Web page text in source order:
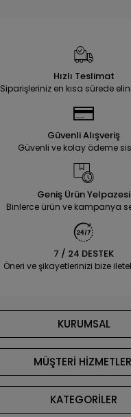
Hızlı Teslimat
Siparişleriniz en kısa sürede
Güvenli Alışveriş
Güvenli ve kolay ödeme
Geniş Ürün Yelpazesi
Binlerce ürün ve kampanya
7 / 24 DESTEK
Öneri ve şikayetlerinizi bize
KURUMSAL
MÜŞTERİ
KATEGORİLER